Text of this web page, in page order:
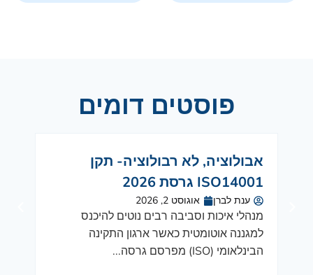
פוסטים דומים
אבולוציה, לא רבולוציה- תקן
ISO14001 גרסת 2026
ענת לברן אוגוסט 2, 2026
מנהלי איכות וסביבה רבים נוטים להיכנס
למגננה אוטומטית כאשר ארגון התקינה
הבינלאומי (ISO) מפרסם גרסה...